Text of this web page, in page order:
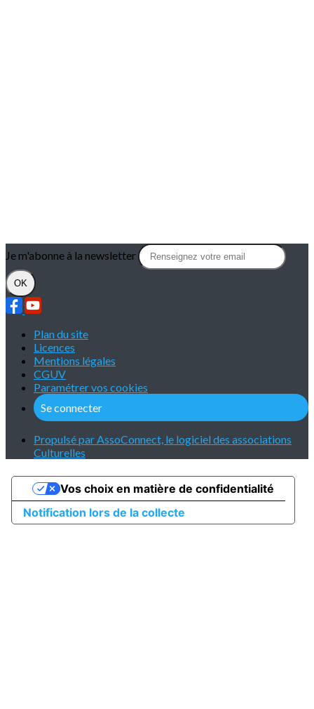
Je m'abonne à la newsletter
OK
Plan du site
Licences
Mentions légales
CGUV
Paramétrer vos cookies
Se connecter
Propulsé par AssoConnect, le logiciel des associations
Culturelles
Notification lors de la collecte
Vos choix en matière de confidentialité